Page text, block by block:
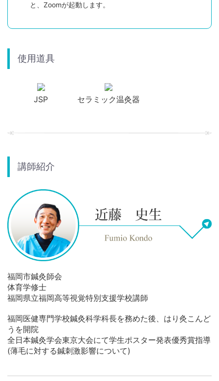
と、Zoomが起動します。
使用道具
JSP セラミック温灸器
講師紹介
福岡市鍼灸師会
体育学修士
福岡県立福岡高等視覚特別支援学校講師
福岡医健専門学校鍼灸科学科長を務めた後、はり灸こんど
うを開院
全日本鍼灸学会東京大会にて学生ポスター発表優秀賞指導
(薄毛に対する鍼刺激影響について)